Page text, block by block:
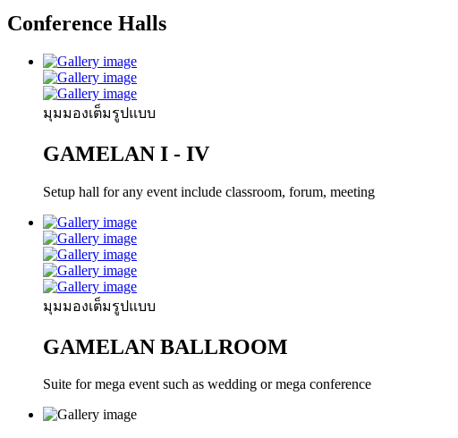
Conference Halls
มุมมองเต็มรูปแบบ
GAMELAN I - IV
Setup hall for any event include classroom, forum, meeting
มุมมองเต็มรูปแบบ
GAMELAN BALLROOM
Suite for mega event such as wedding or mega conference